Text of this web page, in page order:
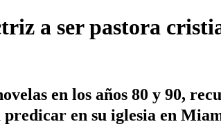
a ser pastora
en los años 80 y 90,
en su iglesia en